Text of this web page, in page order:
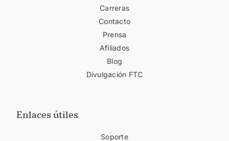
Carreras
Contacto
Prensa
Afiliados
Blog
Divulgación FTC
Enlaces útiles
Soporte